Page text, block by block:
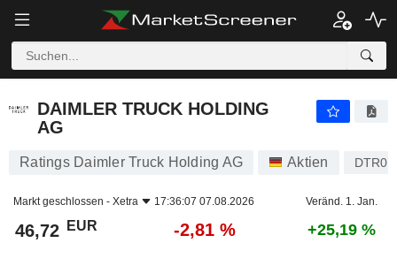
DAIMLER TRUCK HOLDING
AG
Ratings Daimler Truck Holding AG Aktien
Markt geschlossen - Xetra 17:36:07 07.08.2026 Veränd. 1. Jan.
46,72 EUR -2,81 % +25,19 %